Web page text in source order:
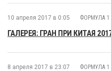
10 апреля 2017 в 0:05 ФОРМУЛА 1
ГАЛЕРЕЯ: ГРАН ПРИ КИТАЯ
8 апреля 2017 в 23:07 ФОРМУЛА 1